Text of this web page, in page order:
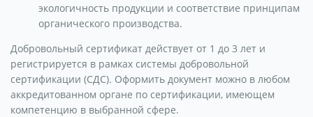
экологичность продукции и соответствие принципам
органического производства.
Добровольный сертификат действует от 1 до 3 лет и
регистрируется в рамках системы добровольной
сертификации (СДС). Оформить документ можно в любом
аккредитованном органе по сертификации, имеющем
компетенцию в выбранной сфере.